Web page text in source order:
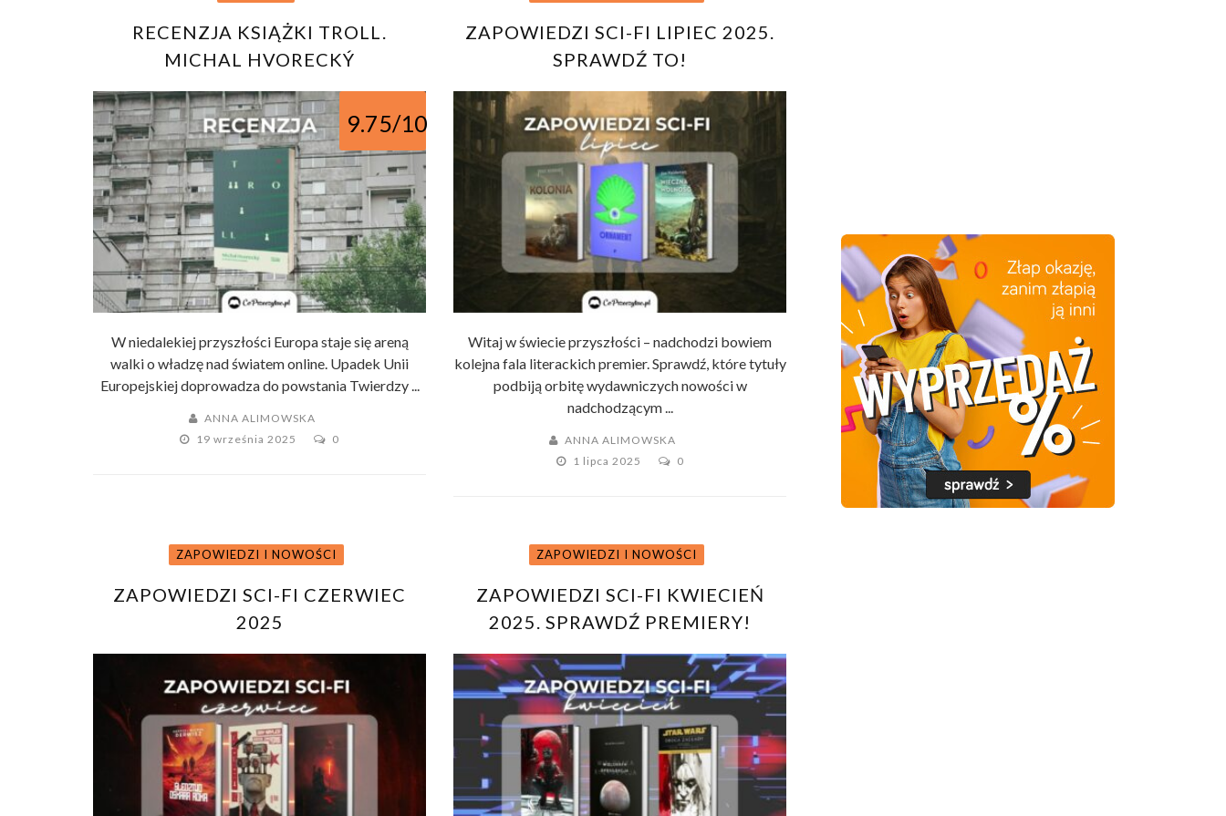
RECENZJA KSIĄŻKI TROLL.
MICHAL HVORECKÝ
9.75/10
W niedalekiej przyszłości Europa staje się areną
walki o władzę nad światem online. Upadek Unii
Europejskiej doprowadza do powstania Twierdzy ...
ANNA ALIMOWSKA
19 września 2025
0
ZAPOWIEDZI SCI-FI LIPIEC 2025.
SPRAWDŹ TO!
Witaj w świecie przyszłości – nadchodzi bowiem
kolejna fala literackich premier. Sprawdź, które tytuły
podbiją orbitę wydawniczych nowości w
nadchodzącym ...
ANNA ALIMOWSKA
1 lipca 2025
0
ZAPOWIEDZI I NOWOŚCI
ZAPOWIEDZI SCI-FI CZERWIEC
2025
ZAPOWIEDZI I NOWOŚCI
ZAPOWIEDZI SCI-FI KWIECIEŃ
2025. SPRAWDŹ PREMIERY!